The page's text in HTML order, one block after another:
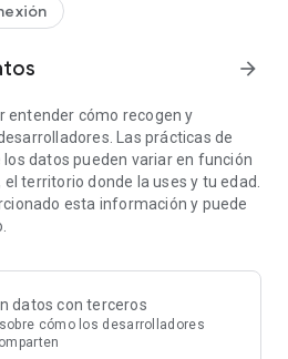
arrow_forward
entender cómo recogen y
Las prácticas de
datos pueden variar en función
territorio donde la uses y tu edad.
esta información y puede
datos con terceros
sobre cómo los desarrolladores